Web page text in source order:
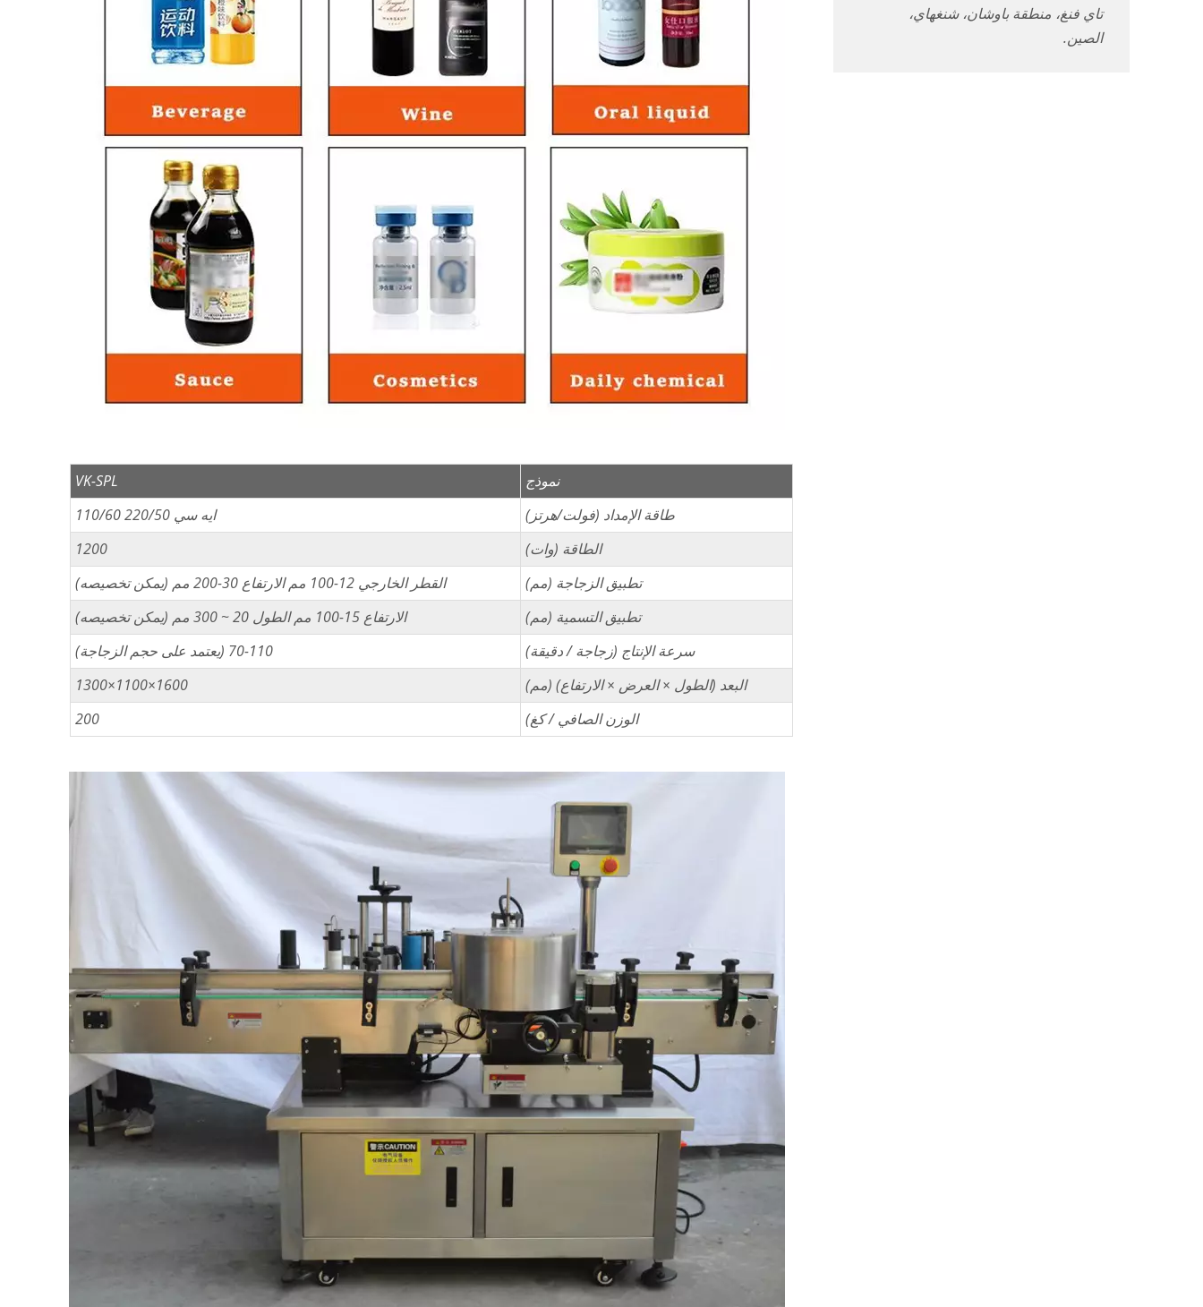
نموذج
VK-SPL
طاقة الإمداد (فولت/هرتز)
ايه سي 220/50 110/60
الطاقة (وات)
1200
تطبيق الزجاجة (مم)
القطر الخارجي 12-100 مم الارتفاع 30-200 مم (يمكن تخصيصه)
تطبيق التسمية (مم)
الارتفاع 15-100 مم الطول 20 ~ 300 مم (يمكن تخصيصه)
سرعة الإنتاج (زجاجة / دقيقة)
70-110 (يعتمد على حجم الزجاجة)
البعد (الطول × العرض × الارتفاع) (مم)
1600×1100×1300
الوزن الصافي / كغ)
200
تاي فنغ، منطقة باوشان، شنغهاي،
الصين.